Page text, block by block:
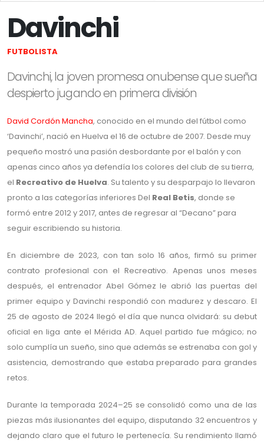
Davinchi
FUTBOLISTA
Davinchi, la joven promesa onubense que sueña
despierto jugando en primera división
David Cordón Mancha, conocido en el mundo del fútbol como
‘Davinchi’, nació en Huelva el 16 de octubre de 2007. Desde muy
pequeño mostró una pasión desbordante por el balón y con
apenas cinco años ya defendía los colores del club de su tierra,
el Recreativo de Huelva. Su talento y su desparpajo lo llevaron
pronto a las categorías inferiores Del Real Betis, donde se
formó entre 2012 y 2017, antes de regresar al “Decano” para
seguir escribiendo su historia.
En diciembre de 2023, con tan solo 16 años, firmó su primer
contrato profesional con el Recreativo. Apenas unos meses
después, el entrenador Abel Gómez le abrió las puertas del
primer equipo y Davinchi respondió con madurez y descaro. El
25 de agosto de 2024 llegó el día que nunca olvidará: su debut
oficial en liga ante el Mérida AD. Aquel partido fue mágico; no
solo cumplía un sueño, sino que además se estrenaba con gol y
asistencia, demostrando que estaba preparado para grandes
retos.
Durante la temporada 2024–25 se consolidó como una de las
piezas más ilusionantes del equipo, disputando 32 encuentros y
dejando claro que el futuro le pertenecía. Su rendimiento llamó